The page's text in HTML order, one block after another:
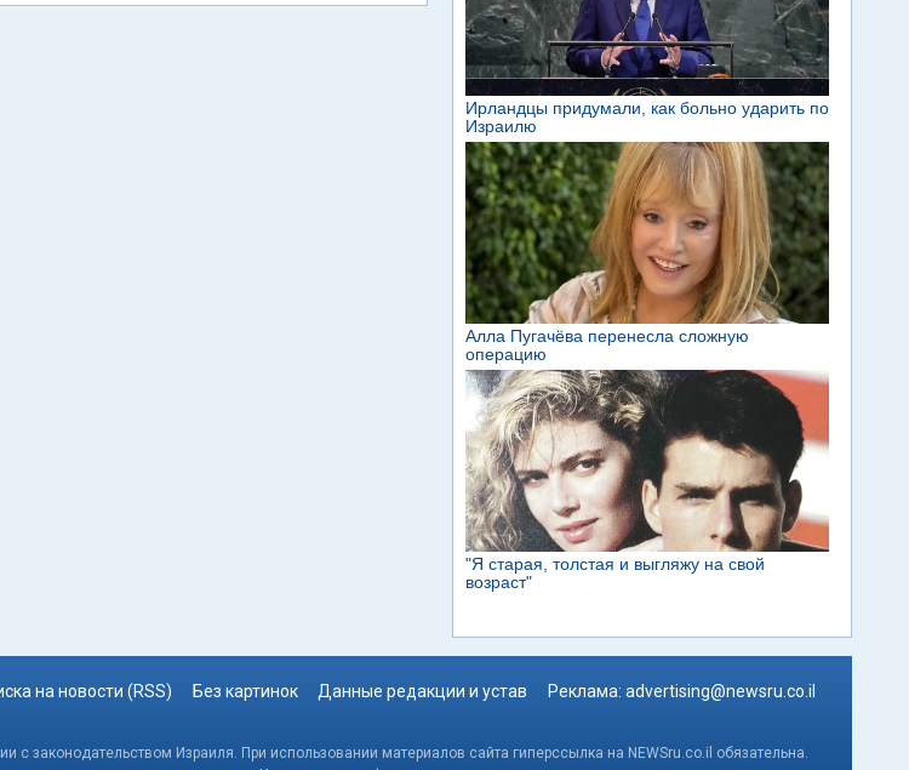
на новости (RSS) Без картинок Данные редакции и устав Реклама: advertising@newsru.co.il
с законодательством Израиля. При использовании материалов сайта гиперссылка на NEWSru.co.il обязательна.